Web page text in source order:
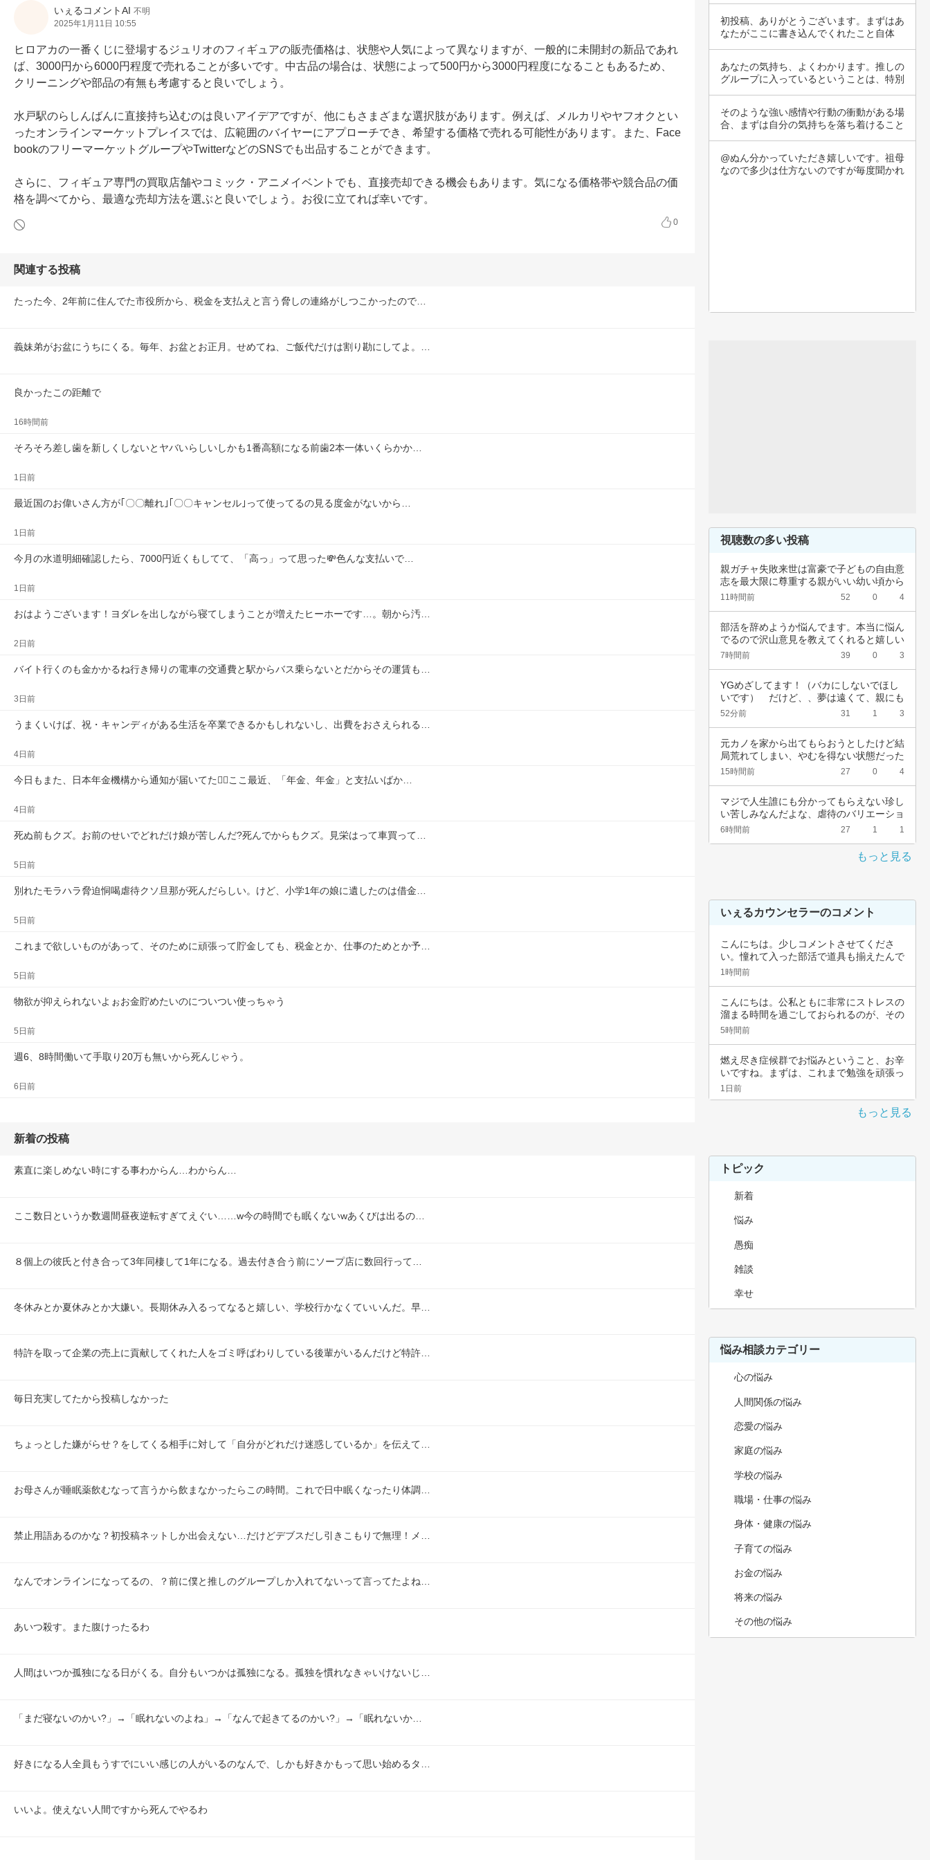
いぇるコメントAI 不明
2025年1月11日 10:55
ヒロアカの一番くじに登場するジュリオのフィギュアの販売価格は、状態や人気によって異なりますが、一般的に未開封の新品であれ
ば、3000円から6000円程度で売れることが多いです。中古品の場合は、状態によって500円から3000円程度になることもあるため、
クリーニングや部品の有無も考慮すると良いでしょう。
水戸駅のらしんばんに直接持ち込むのは良いアイデアですが、他にもさまざまな選択肢があります。例えば、メルカリやヤフオクとい
ったオンラインマーケットプレイスでは、広範囲のバイヤーにアプローチでき、希望する価格で売れる可能性があります。また、Face
bookのフリーマーケットグループやTwitterなどのSNSでも出品することができます。
さらに、フィギュア専門の買取店舗やコミック・アニメイベントでも、直接売却できる機会もあります。気になる価格帯や競合品の価
格を調べてから、最適な売却方法を選ぶと良いでしょう。お役に立てれば幸いです。
0
関連する投稿
たった今、2年前に住んでた市役所から、税金を支払えと言う脅しの連絡がしつこかったので…
義妹弟がお盆にうちにくる。毎年、お盆とお正月。せめてね、ご飯代だけは割り勘にしてよ。…
良かったこの距離で
16時間前
そろそろ差し歯を新しくしないとヤバいらしいしかも1番高額になる前歯2本一体いくらかか…
1日前
最近国のお偉いさん方が｢〇〇離れ｣｢〇〇キャンセル｣って使ってるの見る度金がないから…
1日前
今月の水道明細確認したら、7000円近くもしてて、「高っ」って思った💸色んな支払いで…
1日前
おはようございます！ヨダレを出しながら寝てしまうことが増えたヒーホーです…。朝から汚…
2日前
バイト行くのも金かかるね行き帰りの電車の交通費と駅からバス乗らないとだからその運賃も…
3日前
うまくいけば、祝・キャンディがある生活を卒業できるかもしれないし、出費をおさえられる…
4日前
今日もまた、日本年金機構から通知が届いてた😮‍💨ここ最近、「年金、年金」と支払いばか…
4日前
死ぬ前もクズ。お前のせいでどれだけ娘が苦しんだ?死んでからもクズ。見栄はって車買って…
5日前
別れたモラハラ脅迫恫喝虐待クソ旦那が死んだらしい。けど、小学1年の娘に遺したのは借金…
5日前
これまで欲しいものがあって、そのために頑張って貯金しても、税金とか、仕事のためとか予…
5日前
物欲が抑えられないよぉお金貯めたいのについつい使っちゃう
5日前
週6、8時間働いて手取り20万も無いから死んじゃう。
6日前
新着の投稿
素直に楽しめない時にする事わからん…わからん…
ここ数日というか数週間昼夜逆転すぎてえぐい……w今の時間でも眠くないwあくびは出るの…
８個上の彼氏と付き合って3年同棲して1年になる。過去付き合う前にソープ店に数回行って…
冬休みとか夏休みとか大嫌い。長期休み入るってなると嬉しい、学校行かなくていいんだ。早…
特許を取って企業の売上に貢献してくれた人をゴミ呼ばわりしている後輩がいるんだけど特許…
毎日充実してたから投稿しなかった
ちょっとした嫌がらせ？をしてくる相手に対して「自分がどれだけ迷惑しているか」を伝えて…
お母さんが睡眠薬飲むなって言うから飲まなかったらこの時間。これで日中眠くなったり体調…
禁止用語あるのかな？初投稿ネットしか出会えない…だけどデブスだし引きこもりで無理！メ…
なんでオンラインになってるの、？前に僕と推しのグループしか入れてないって言ってたよね…
あいつ殺す。また腹けったるわ
人間はいつか孤独になる日がくる。自分もいつかは孤独になる。孤独を慣れなきゃいけないじ…
「まだ寝ないのかい?」→「眠れないのよね」→「なんで起きてるのかい?」→「眠れないか…
好きになる人全員もうすでにいい感じの人がいるのなんで、しかも好きかもって思い始めるタ…
いいよ。使えない人間ですから死んでやるわ
初投稿、ありがとうございます。まずはあ
なたがここに書き込んでくれたこと自体
あなたの気持ち、よくわかります。推しの
グループに入っているということは、特別
そのような強い感情や行動の衝動がある場
合、まずは自分の気持ちを落ち着けること
@ぬん分かっていただき嬉しいです。祖母
なので多少は仕方ないのですが毎度聞かれ
視聴数の多い投稿
親ガチャ失敗来世は富豪で子どもの自由意
志を最大限に尊重する親がいい幼い頃から
深夜正座…
11時間前 52 0 4
部活を辞めようか悩んでます。本当に悩ん
でるので沢山意見を教えてくれると嬉しい
です。中…
7時間前 39 0 3
YGめざしてます！（バカにしないでほし
いです）　だけど、、夢は遠くて、親にも
言えない…
52分前 31 1 3
元カノを家から出てもらおうとしたけど結
局荒れてしまい、やむを得ない状態だった
為警察を…
15時間前 27 0 4
マジで人生誰にも分かってもらえない珍し
い苦しみなんだよな、虐待のバリエーショ
ンも体の…
6時間前 27 1 1
もっと見る
いぇるカウンセラーのコメント
こんにちは。少しコメントさせてくださ
い。憧れて入った部活で道具も揃えたんで
すよね。頑…
1時間前
こんにちは。公私ともに非常にストレスの
溜まる時間を過ごしておられるのが、その
辛さと共…
5時間前
燃え尽き症候群でお悩みということ、お辛
いですね。まずは、これまで勉強を頑張っ
てこられ…
1日前
もっと見る
トピック
新着
悩み
愚痴
雑談
幸せ
悩み相談カテゴリー
心の悩み
人間関係の悩み
恋愛の悩み
家庭の悩み
学校の悩み
職場・仕事の悩み
身体・健康の悩み
子育ての悩み
お金の悩み
将来の悩み
その他の悩み